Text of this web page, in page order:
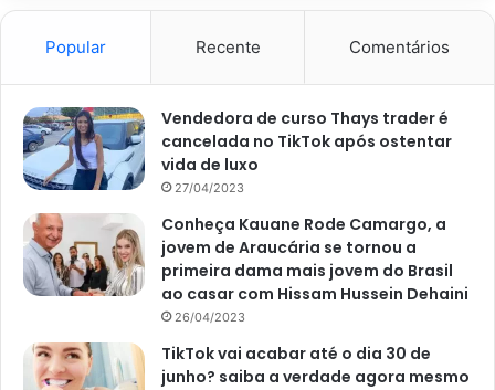
Popular Recente Comentários
Vendedora de curso Thays trader é
cancelada no TikTok após ostentar
vida de luxo
27/04/2023
Conheça Kauane Rode Camargo, a
jovem de Araucária se tornou a
primeira dama mais jovem do Brasil
ao casar com Hissam Hussein Dehaini
26/04/2023
TikTok vai acabar até o dia 30 de
junho? saiba a verdade agora mesmo